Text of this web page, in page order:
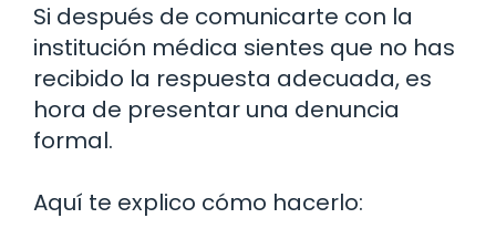
Si después de comunicarte con la
institución médica sientes que no has
recibido la respuesta adecuada, es
hora de presentar una denuncia
formal.
Aquí te explico cómo hacerlo: